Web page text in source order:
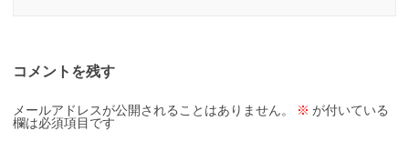
コメントを残す
メールアドレスが公開されることはありません。 ※ が付いている
欄は必須項目です